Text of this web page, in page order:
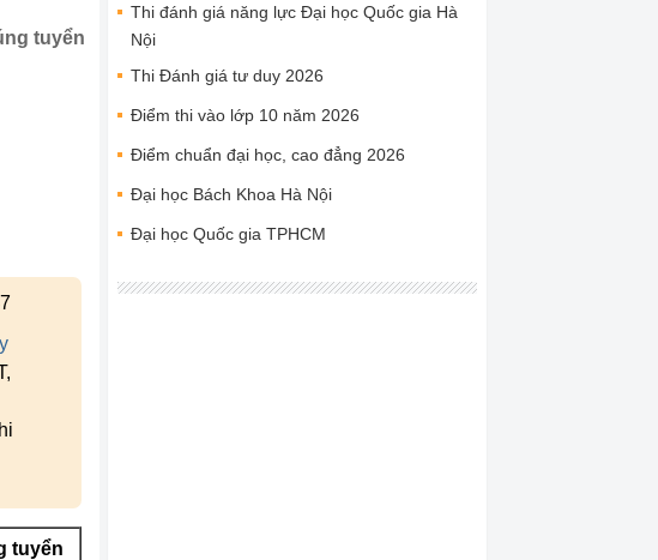
tuyển
tuyển
Thi đánh giá năng lực Đại học Quốc gia Hà
Nội
Thi Đánh giá tư duy 2026
Điểm thi vào lớp 10 năm 2026
Điểm chuẩn đại học, cao đẳng 2026
Đại học Bách Khoa Hà Nội
Đại học Quốc gia TPHCM